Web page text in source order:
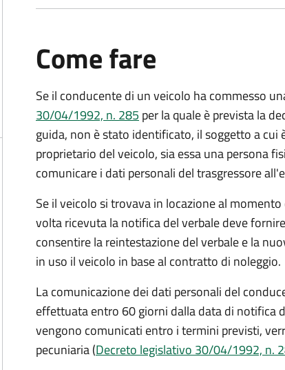
Come fare
Se il conducente di un veicolo ha commesso
30/04/1992, n. 285 per la quale è prevista la
guida, non è stato identificato, il soggetto a
proprietario del veicolo, sia essa una persona
comunicare i dati personali del trasgressore
Se il veicolo si trovava in locazione al
volta ricevuta la notifica del verbale deve
consentire la reintestazione del verbale e la
in uso il veicolo in base al contratto di noleggio.
La comunicazione dei dati personali del
effettuata entro 60 giorni dalla data di notifica
vengono comunicati entro i termini previsti,
pecuniaria (Decreto legislativo 30/04/1992, n.